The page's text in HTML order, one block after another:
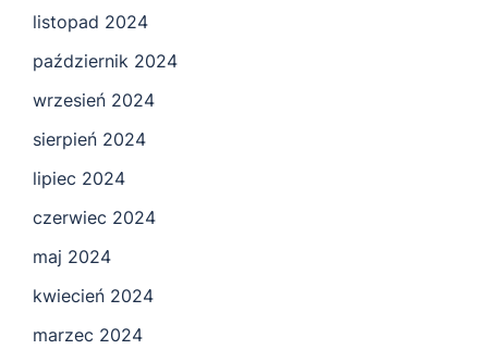
listopad 2024
październik 2024
wrzesień 2024
sierpień 2024
lipiec 2024
czerwiec 2024
maj 2024
kwiecień 2024
marzec 2024